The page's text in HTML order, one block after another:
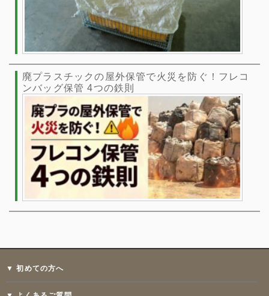
廃プラスチックの屋外保管で火災を防ぐ！フレコ
ンバッグ保管 4つの鉄則
▼ 初めての方へ